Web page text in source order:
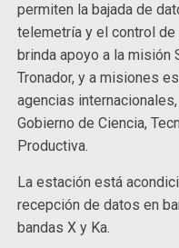
permiten la bajada de
telemetría y el control
brinda apoyo a la misión
Tronador, y a misiones
agencias
Gobierno de Ciencia,
Productiva.
La estación está
recepción de datos en
bandas X y Ka.